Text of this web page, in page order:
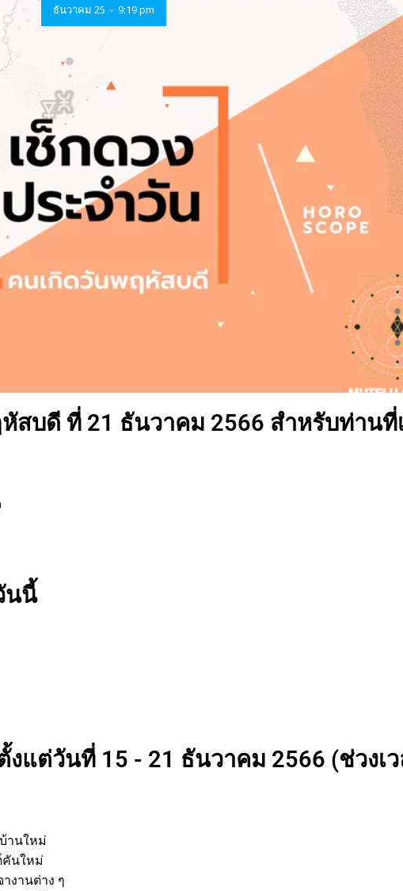
ธันวาคม 25 - 9:19 pm
สบดี ที่ 21 ธันวาคม 2566 สำหรับท่านที่
นนี้
แต่วันที่ 15 - 21 ธันวาคม 2566 (ช่วงเ
านใหม่
คันใหม่
รจางานต่าง ๆ